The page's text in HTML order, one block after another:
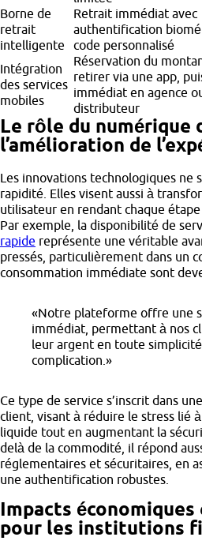
Borne de
retrait
intelligente
Retrait immédiat avec
authentification
code personnalisé
Intégration
des services
mobiles
Réservation du
retirer via une app,
immédiat en agence
distributeur
Le rôle du numérique
l’amélioration de
Les innovations technologiques ne
rapidité. Elles visent aussi à
utilisateur en rendant chaque
Par exemple, la disponibilité de
rapide représente une véritable
pressés, particulièrement dans un
consommation immédiate sont
«Notre plateforme offre une
immédiat, permettant à nos
leur argent en toute
complication.»
Ce type de service s’inscrit dans
client, visant à réduire le stress lié
liquide tout en augmentant la
delà de la commodité, il répond
réglementaires et sécuritaires, en
une authentification robustes.
Impacts
pour les institutions